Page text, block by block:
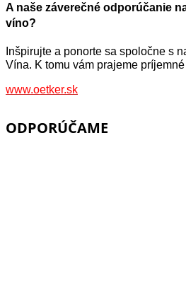
A naše záverečné odporúčanie
víno?
Inšpirujte a ponorte sa spoločne s
Vína. K tomu vám prajeme
www.oetker.sk
ODPORÚČAME